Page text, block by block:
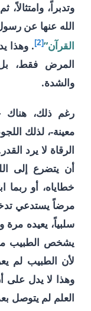
وتدبراً،
الله عنها عن
القرآن”[2]
. وهذا
المرض فقط،
والشدة.
رغم ذلك، هناك
معينة-، لذلك
الرقاة لا يرد
أن يتضرع إلى
خطاياه، أو ربما
مرضاً يستدعي
سلبياً، يعيده
يشخص الطبيب
لأن الطبيب لم
وهذا لا يدل
العلم لم يتوصل